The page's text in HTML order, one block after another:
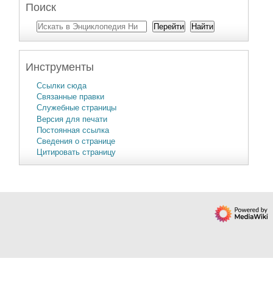
Поиск
Инструменты
Ссылки сюда
Связанные правки
Служебные страницы
Версия для печати
Постоянная ссылка
Сведения о странице
Цитировать страницу